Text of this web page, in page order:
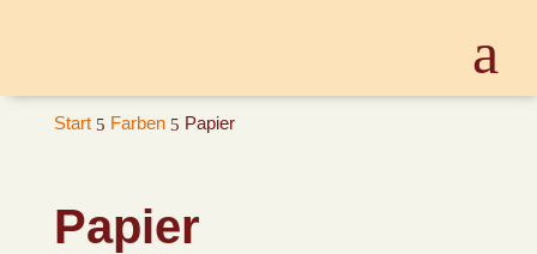
Start 5 Farben 5 Papier
Papier